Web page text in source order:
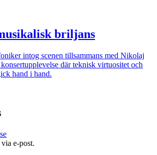
briljans
intog scenen tillsammans med Nikolaj
där teknisk virtuositet och
hand i hand.
e-post.